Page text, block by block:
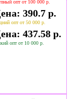
опт от 100 000 р.
390.7 р.
опт от 50 000 р.
437.58 р.
опт от 10 000 р.